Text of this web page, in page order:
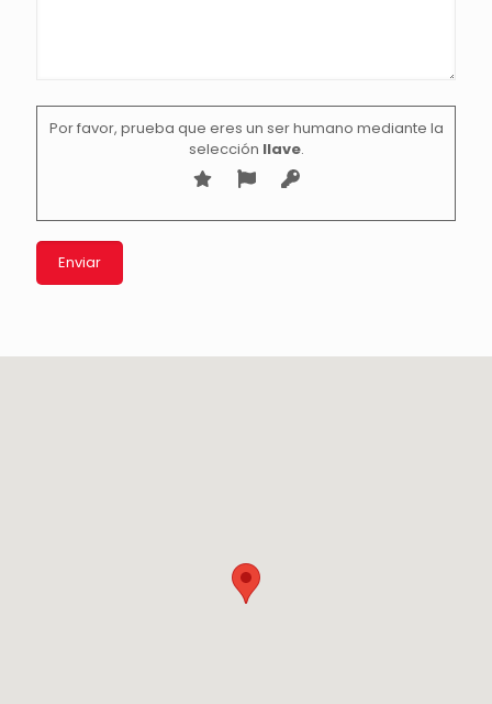
Por favor, prueba que eres un ser humano mediante la
selección llave.